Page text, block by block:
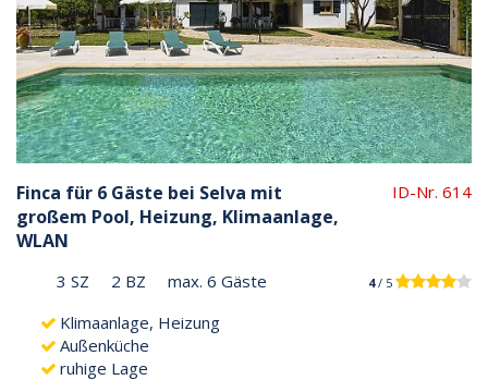
Finca für 6 Gäste bei Selva mit
großem Pool, Heizung, Klimaanlage,
WLAN
ID-Nr. 614
3 SZ 2 BZ max. 6 Gäste 4/ 5
Klimaanlage, Heizung
Außenküche
ruhige Lage